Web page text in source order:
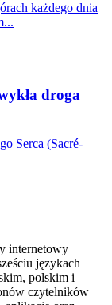
każdego dnia
droga
Serca (Sacré-
internetowy
językach
polskim i
czytelników